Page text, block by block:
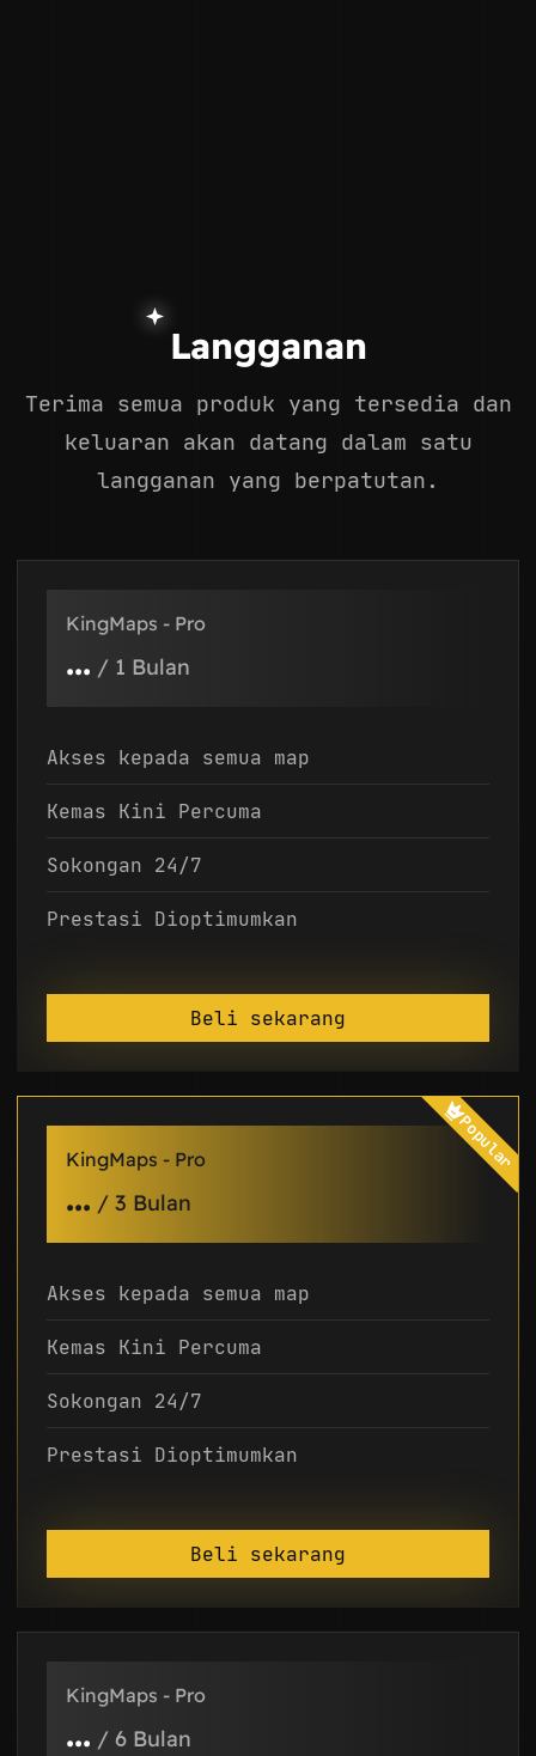
Langganan
Terima semua produk yang tersedia dan
keluaran akan datang dalam satu
langganan yang berpatutan.
KingMaps - Pro
... / 1 Bulan
Akses kepada semua map
Kemas Kini Percuma
Sokongan 24/7
Prestasi Dioptimumkan
Beli sekarang
Popular
KingMaps - Pro
... / 3 Bulan
Akses kepada semua map
Kemas Kini Percuma
Sokongan 24/7
Prestasi Dioptimumkan
Beli sekarang
KingMaps - Pro
... / 6 Bulan